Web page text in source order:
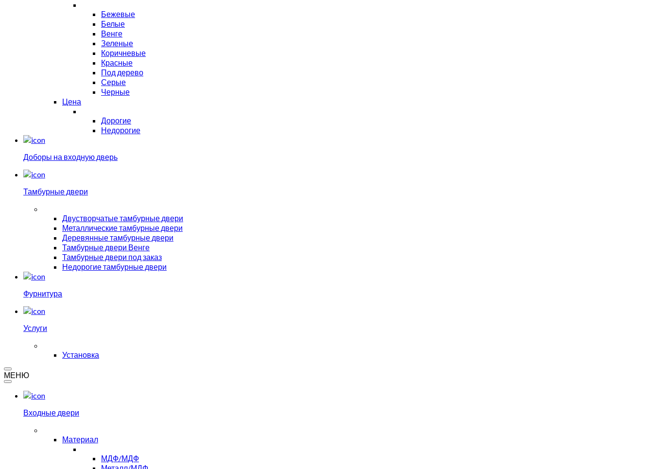
Бежевые
Белые
Венге
Зеленые
Коричневые
Красные
Под дерево
Серые
Черные
Цена
Дорогие
Недорогие
Доборы на входную дверь
Тамбурные двери
Двустворчатые тамбурные двери
Металлические тамбурные двери
Деревянные тамбурные двери
Тамбурные двери Венге
Тамбурные двери под заказ
Недорогие тамбурные двери
Фурнитура
Услуги
Установка
МЕНЮ
Входные двери
Материал
МДФ/МДФ